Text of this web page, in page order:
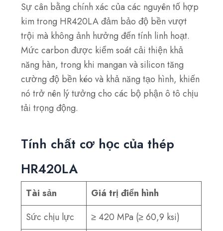
Sự cân bằng chính xác của các nguyên tố hợp
kim trong HR420LA đảm bảo độ bền vượt
trội mà không ảnh hưởng đến tính linh hoạt.
Mức carbon được kiểm soát cải thiện khả
năng hàn, trong khi mangan và silicon tăng
cường độ bền kéo và khả năng tạo hình, khiến
nó trở nên lý tưởng cho các bộ phận ô tô chịu
tải trọng động.
Tính chất cơ học của thép
HR420LA
Tài sản
Giá trị điển hình
Sức chịu lực
≥ 420 MPa (≥ 60,9 ksi)